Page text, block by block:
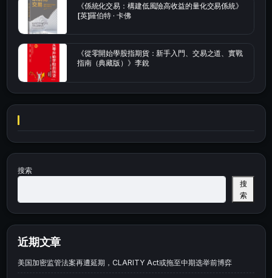
《係統化交易：構建低風險高收益的量化交易係統》
[英]羅伯特 · 卡佛
《從零開始學股指期貨：新手入門、交易之道、實戰
指南（典藏版）》李銳
搜索
搜
索
近期文章
美国加密监管法案再遭延期，CLARITY Act或拖至中期选举前博弈